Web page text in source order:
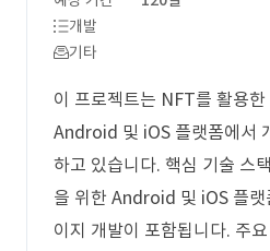
개발
기타
이 프로젝트는 NFT를 활용
Android 및 iOS 플랫폼에서
하고 있습니다. 핵심 기술 스
을 위한 Android 및 iOS 플랫
이지 개발이 포함됩니다. 주